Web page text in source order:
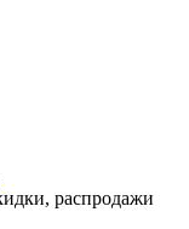
распродажи